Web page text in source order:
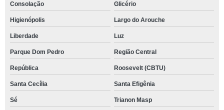
Consolação Glicério
Higienópolis Largo do Arouche
Liberdade Luz
Parque Dom Pedro Região Central
República Roosevelt (CBTU)
Santa Cecília Santa Efigênia
Sé Trianon Masp